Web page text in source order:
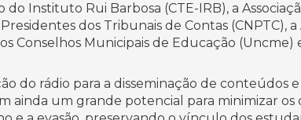
Instituto Rui Barbosa (CTE-IRB), a
dos Tribunais de Contas (CNPTC), a
Conselhos Municipais de Educação (Uncme)
do rádio para a disseminação de conteúdos
ainda um grande potencial para minimizar os